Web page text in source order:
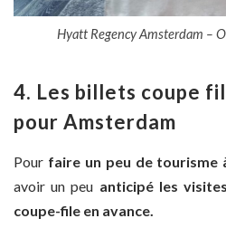
Hyatt Regency Amsterdam –
4. Les billets coupe
pour Amsterdam
Pour faire un peu de tourisme
avoir un peu anticipé les visites
coupe-file en avance.